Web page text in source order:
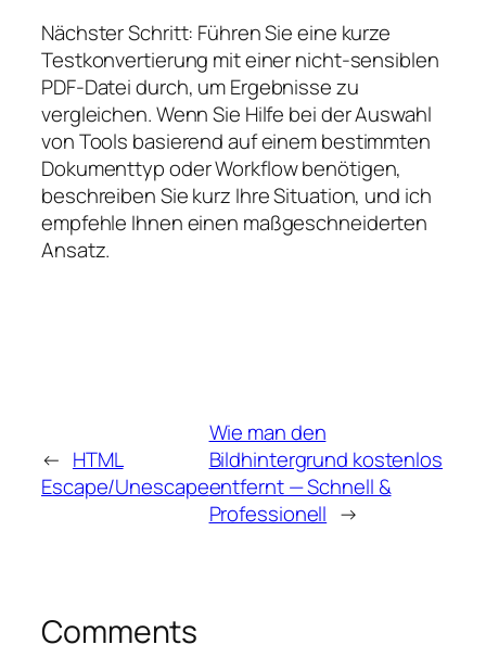
Nächster Schritt: Führen Sie eine kurze
Testkonvertierung mit einer nicht-sensiblen
PDF-Datei durch, um Ergebnisse zu
vergleichen. Wenn Sie Hilfe bei der Auswahl
von Tools basierend auf einem bestimmten
Dokumenttyp oder Workflow benötigen,
beschreiben Sie kurz Ihre Situation, und ich
empfehle Ihnen einen maßgeschneiderten
Ansatz.
← HTML
Escape/Unescape
Wie man den
Bildhintergrund kostenlos
entfernt — Schnell &
Professionell →
Comments